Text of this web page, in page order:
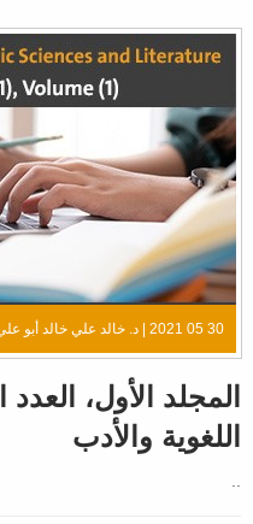
30 05 2021 | د. خالد علي خالد أبو
المجلد الأول،
اللغوية والأدب
..